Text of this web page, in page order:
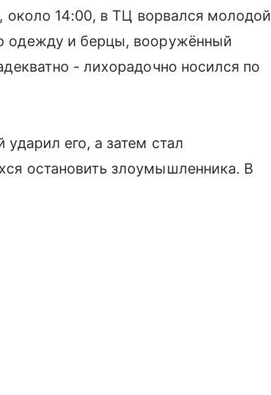
около 14:00, в ТЦ ворвался молодой
одежду и берцы, вооружённый
- лихорадочно носился по
его, а затем стал
остановить злоумышленника. В